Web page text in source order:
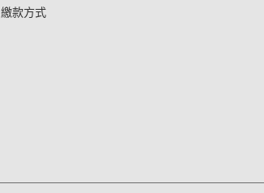
繳款方式